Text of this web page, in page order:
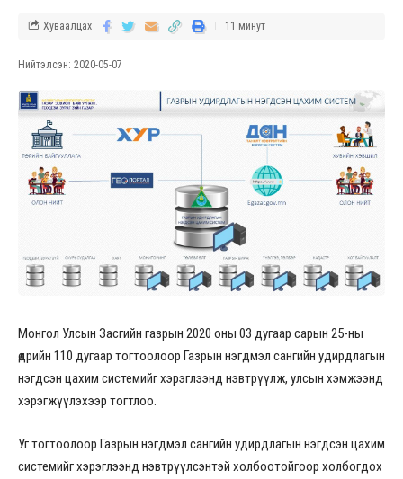
Нийтэлсэн: 2020-05-07
Хуваалцах 11 минут
Монгол Улсын Засгийн газрын 2020 оны 03 дугаар сарын 25-ны
өдрийн 110 дугаар тогтоолоор Газрын нэгдмэл сангийн удирдлагын
нэгдсэн цахим системийг хэрэглээнд нэвтрүүлж, улсын хэмжээнд
хэрэгжүүлэхээр тогтлоо.
Уг тогтоолоор Газрын нэгдмэл сангийн удирдлагын нэгдсэн цахим
системийг хэрэглээнд нэвтрүүлсэнтэй холбоотойгоор холбогдох